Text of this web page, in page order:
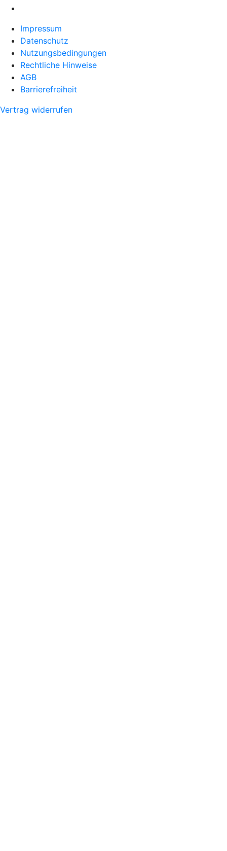
Impressum
Datenschutz
Nutzungsbedingungen
Rechtliche Hinweise
AGB
Barrierefreiheit
Vertrag widerrufen